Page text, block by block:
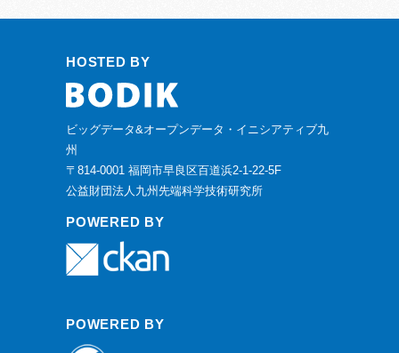
HOSTED BY
ビッグデータ&オープンデータ・イニシアティブ九
州
〒814-0001 福岡市早良区百道浜2-1-22-5F
公益財団法人九州先端科学技術研究所
POWERED BY
POWERED BY